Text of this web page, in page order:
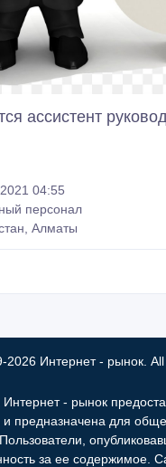
ассистент
04:55
персонал
Алматы
Интернет - рынок. All
- рынок
и предназначена для
за ее содержимое.